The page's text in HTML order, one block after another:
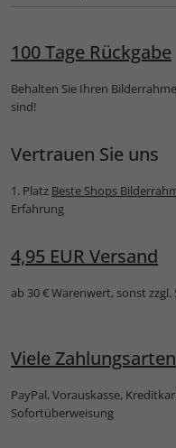
100 Tage Rückgabe
Behalten Sie Ihren
sind!
Vertrauen Sie uns
1. Platz Beste Shops
Erfahrung
4,95 EUR Versand
ab 30 € Warenwert, sonst
Viele Zahlungsarten
PayPal, Vorauskasse,
Sofortüberweisung